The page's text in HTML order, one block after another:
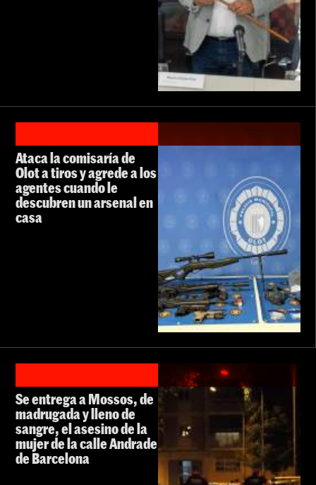
Ataca la comisaría de
Olot a tiros y agrede a los
agentes cuando le
descubren un arsenal en
casa
Se entrega a Mossos, de
madrugada y lleno de
sangre, el asesino de la
mujer de la calle Andrade
de Barcelona